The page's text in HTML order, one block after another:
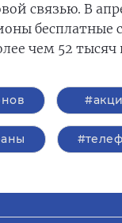
связью. В
бесплатные
чем 52 тысяч